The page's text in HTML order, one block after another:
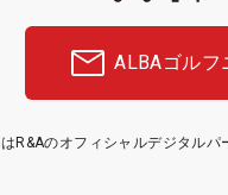
ALBAゴルフ
R&Aのオフィシャルデジタルパ